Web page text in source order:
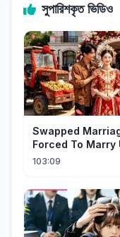
সুপারিশকৃত ভিডিও
Swapped
Forced To
He's A Gorgeous
103:09